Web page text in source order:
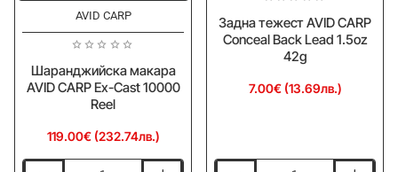
AVID CARP
Шаранджийска макара
AVID CARP Ex-Cast 10000
Reel
119.00€ (232.74лв.)
Задна тежест AVID CARP
Conceal Back Lead 1.5oz
42g
7.00€ (13.69лв.)